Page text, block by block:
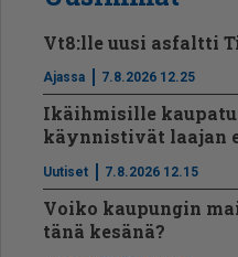
Vt8:lle uusi asfaltti
Ajassa 7.8.2026 12.25
Ikäihmisille
käynnistivät laajan
Uutiset 7.8.2026 12.15
Voiko kaupungin
tänä kesänä?